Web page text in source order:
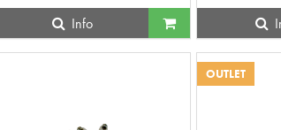
Info
OUTLET